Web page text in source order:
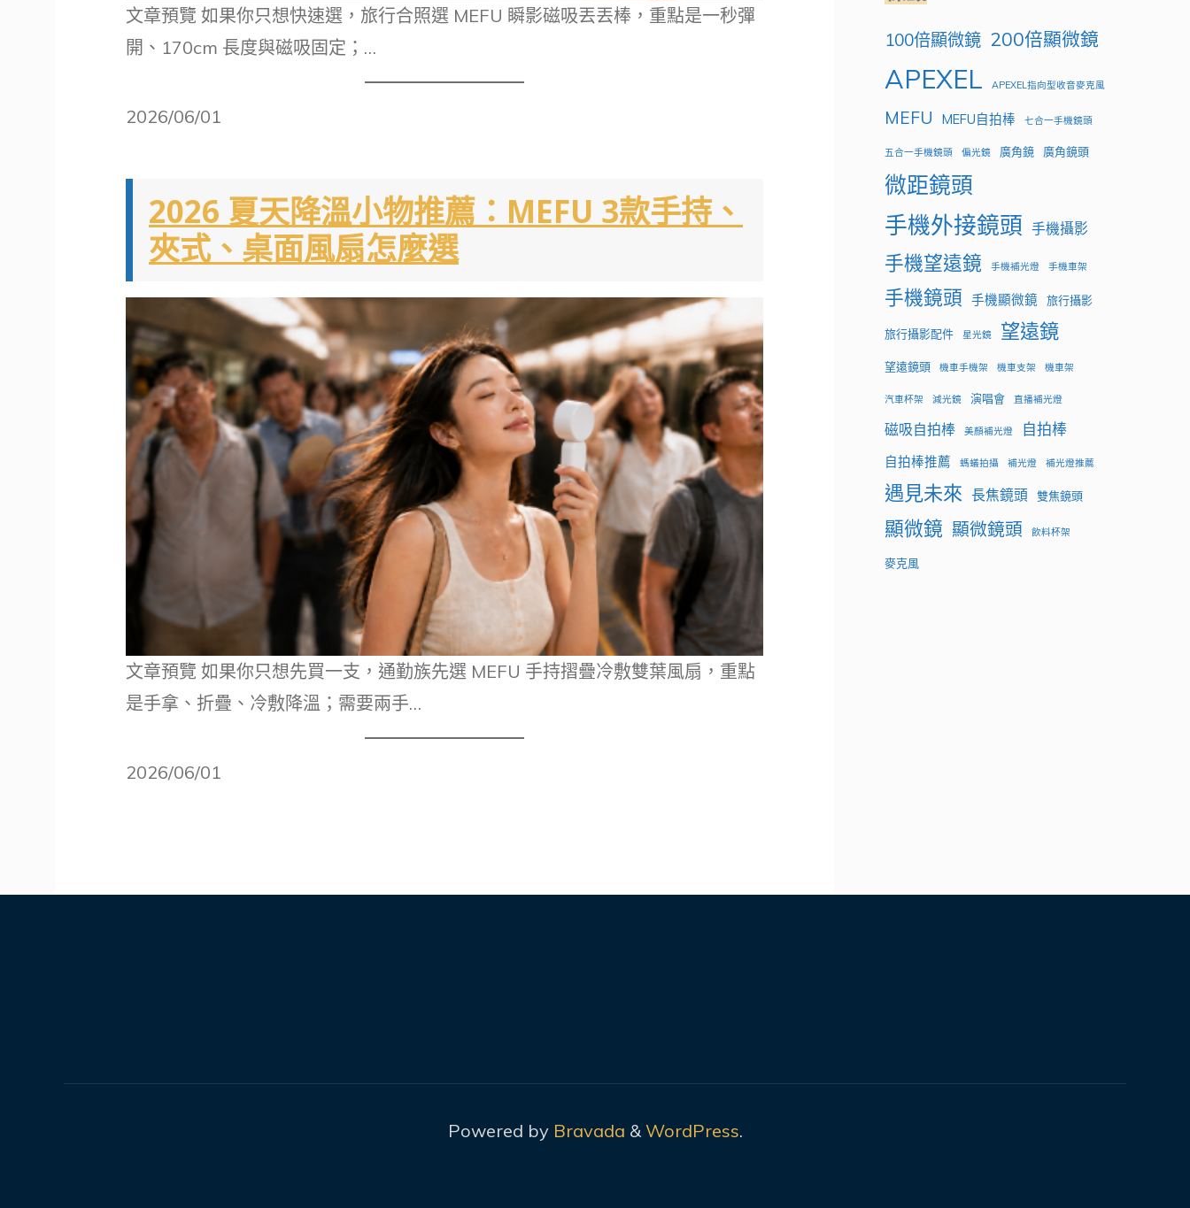
文章預覽 如果你只想快速選，旅行合照選 MEFU 瞬影磁吸丟丟棒，重點是一秒彈
開、170cm 長度與磁吸固定；…
2026/06/01
2026 夏天降溫小物推薦：MEFU 3款手持、
夾式、桌面風扇怎麼選
文章預覽 如果你只想先買一支，通勤族先選 MEFU 手持摺疊冷敷雙葉風扇，重點
是手拿、折疊、冷敷降溫；需要兩手…
2026/06/01
100倍顯微鏡 200倍顯微鏡
APEXEL APEXEL指向型收音麥克風
MEFU MEFU自拍棒 七合一手機鏡頭
五合一手機鏡頭 偏光鏡 廣角鏡 廣角鏡頭
微距鏡頭
手機外接鏡頭 手機攝影
手機望遠鏡 手機補光燈 手機車架
手機鏡頭 手機顯微鏡 旅行攝影
旅行攝影配件 星光鏡 望遠鏡
望遠鏡頭 機車手機架 機車支架 機車架
汽車杯架 減光鏡 演唱會 直播補光燈
磁吸自拍棒 美顏補光燈 自拍棒
自拍棒推薦 螞蟻拍攝 補光燈 補光燈推薦
遇見未來 長焦鏡頭 雙焦鏡頭
顯微鏡 顯微鏡頭 飲料杯架
麥克風
Powered byBravada & WordPress.